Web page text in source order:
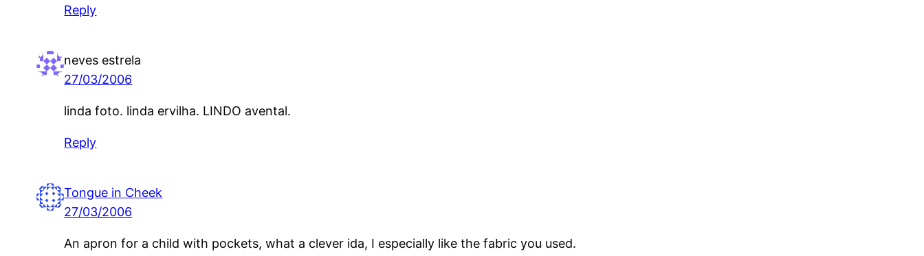
Reply
neves estrela
27/03/2006
linda foto. linda ervilha. LINDO avental.
Reply
Tongue in Cheek
27/03/2006
An apron for a child with pockets, what a clever ida, I especially like the fabric you used.